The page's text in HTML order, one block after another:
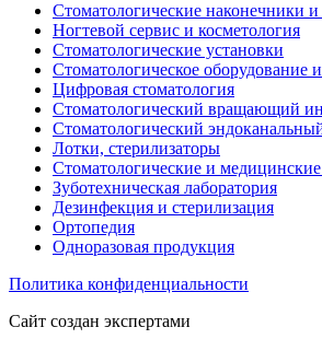
Стоматологические наконечники
Ногтевой сервис и косметология
Стоматологические установки
Стоматологическое оборудование
Цифровая стоматология
Стоматологический вращающий
Стоматологический
Лотки, стерилизаторы
Стоматологические и
Зуботехническая лаборатория
Дезинфекция и стерилизация
Ортопедия
Одноразовая продукция
Политика конфиденциальности
Сайт создан экспертами